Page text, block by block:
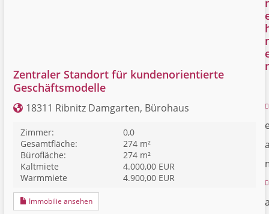
Zentraler Standort für kundenorientierte
Geschäftsmodelle
18311 Ribnitz Damgarten, Bürohaus
Zimmer:
0,0
Gesamtfläche:
274 m²
Bürofläche:
274 m²
Kaltmiete
4.000,00 EUR
Warmmiete
4.900,00 EUR
Immobilie ansehen